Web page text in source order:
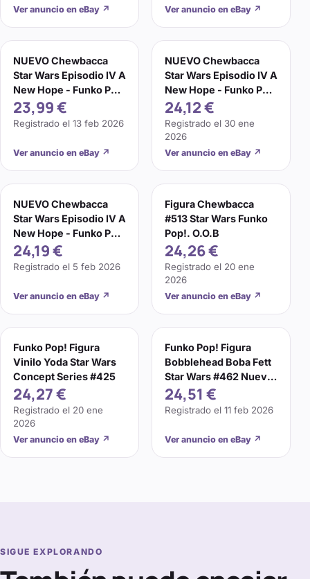
Ver anuncio en eBay ↗ Ver anuncio en eBay ↗
NUEVO Chewbacca
Star Wars Episodio IV A
New Hope - Funko Pop
#596 Figura Vinilo
23,99 €
Registrado el 13 feb 2026
Ver anuncio en eBay ↗
NUEVO Chewbacca
Star Wars Episodio IV A
New Hope - Funko Pop
#596 Figura Vinilo
24,12 €
Registrado el 30 ene
2026
Ver anuncio en eBay ↗
NUEVO Chewbacca
Star Wars Episodio IV A
New Hope - Funko Pop
#596 Figura Vinilo
24,19 €
Registrado el 5 feb 2026
Ver anuncio en eBay ↗
Figura Chewbacca
#513 Star Wars Funko
Pop!. O.O.B
24,26 €
Registrado el 20 ene
2026
Ver anuncio en eBay ↗
Funko Pop! Figura
Vinilo Yoda Star Wars
Concept Series #425
24,27 €
Registrado el 20 ene
2026
Ver anuncio en eBay ↗
Funko Pop! Figura
Bobblehead Boba Fett
Star Wars #462 Nueva
en Caja 2023
24,51 €
Registrado el 11 feb 2026
Ver anuncio en eBay ↗
SIGUE EXPLORANDO